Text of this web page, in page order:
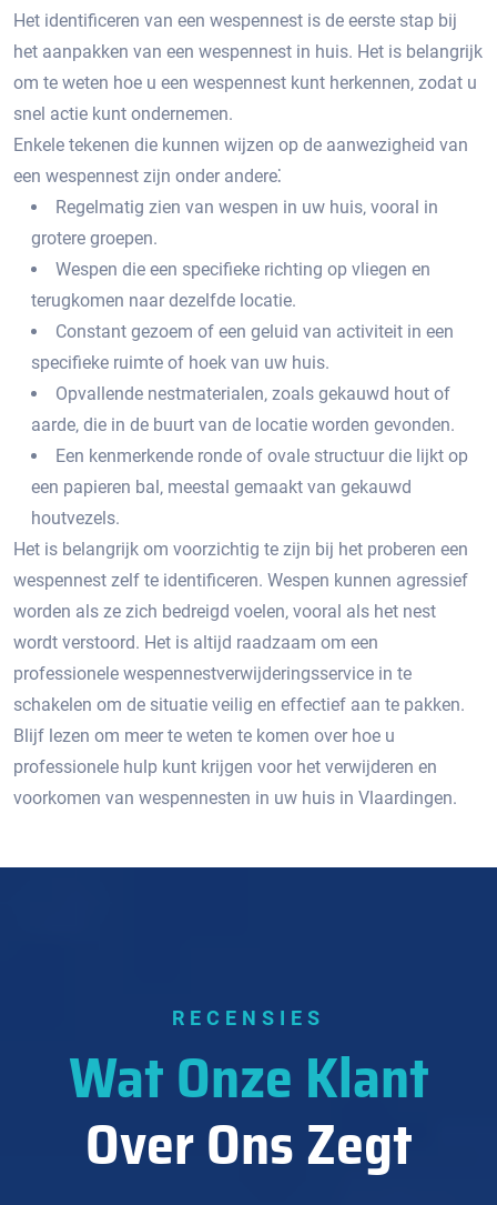
Het identificeren van een wespennest is de eerste stap bij
het aanpakken van een wespennest in huis.​ Het is belangrijk
om te weten hoe u een wespennest kunt herkennen‚ zodat u
snel actie kunt ondernemen.​
Enkele tekenen die kunnen wijzen op de aanwezigheid van
een wespennest zijn onder andere⁚
Regelmatig zien van wespen in uw huis‚ vooral in
grotere groepen.​
Wespen die een specifieke richting op vliegen en
terugkomen naar dezelfde locatie.​
Constant gezoem of een geluid van activiteit in een
specifieke ruimte of hoek van uw huis.​
Opvallende nestmaterialen‚ zoals gekauwd hout of
aarde‚ die in de buurt van de locatie worden gevonden.​
Een kenmerkende ronde of ovale structuur die lijkt op
een papieren bal‚ meestal gemaakt van gekauwd
houtvezels.​
Het is belangrijk om voorzichtig te zijn bij het proberen een
wespennest zelf te identificeren.​ Wespen kunnen agressief
worden als ze zich bedreigd voelen‚ vooral als het nest
wordt verstoord.​ Het is altijd raadzaam om een ​​
professionele wespennestverwijderingsservice in te
schakelen om de situatie veilig en effectief aan te pakken.​
Blijf lezen om meer te weten te komen over hoe u
professionele hulp kunt krijgen voor het verwijderen en
voorkomen van wespennesten in uw huis in Vlaardingen.​
RECENSIES
Wat Onze Klant
Over Ons Zegt